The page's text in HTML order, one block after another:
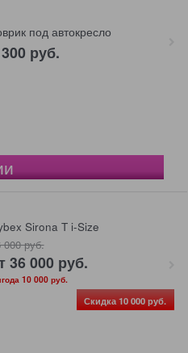
под автокресло
руб.
Sirona T i-Size
000 руб.
36 000 руб.
10 000 руб.
Скидка 10 000 руб.